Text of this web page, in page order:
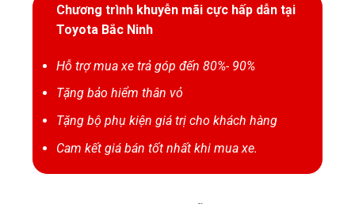
Chương trình khuyễn mãi cực hấp dẫn tại
Toyota Bắc Ninh
Hỗ trợ mua xe trả góp đến 80%- 90%
Tặng bảo hiểm thân vỏ
Tặng bộ phụ kiện giá trị cho khách hàng
Cam kết giá bán tốt nhất khi mua xe.